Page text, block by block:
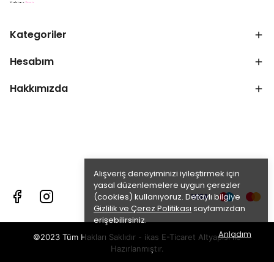
Alışveriş deneyiminizi iyileştirmek için
yasal düzenlemelere uygun çerezler
(cookies) kullanıyoruz. Detaylı bilgiye
Gizlilik ve Çerez Politikası sayfamızdan
erişebilirsiniz.
Anladım
Kategoriler
Hesabım
Hakkımızda
©2023 Tüm Hakları Saklıdır - ikas E-Ticaret Altyapısı ile
Hazırlanmıştır.